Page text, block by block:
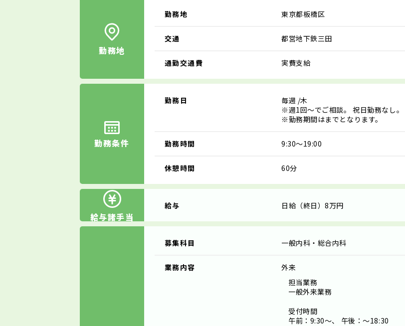
勤務地
勤務地 東京都板橋区
交通 都営地下鉄三田
通勤交通費 実費支給
勤務条件
勤務日 毎週 /木
※週1回～でご相談。 祝日勤務なし。
※勤務期間はまでとなります。
勤務時間 9:30～19:00
休憩時間 60分
給与諸手当
給与 日給（終日）8万円
募集科目 一般内科・総合内科
業務内容
外来
担当業務
一般外来業務
受付時間
午前：9:30～、 午後：～18:30